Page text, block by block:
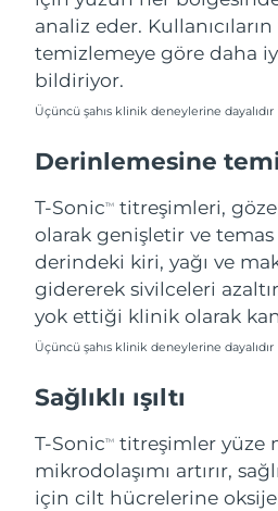
analiz eder.
temizlemeye göre daha
bildiriyor.
Üçüncü şahıs klinik deneylerine dayalıdır
Derinlemesine
T-SonicTM
titreşimleri,
olarak genişletir ve temas
derindeki kiri, yağı ve
gidererek sivilceleri
yok ettiği klinik olarak
Üçüncü şahıs klinik deneylerine dayalıdır
Sağlıklı ışıltı
T-SonicTM
titreşimler yüze
mikrodolaşımı artırır,
için cilt hücrelerine
Lübnan
Litvanya
Çin Makao ÖİB
Malezya
Malta
Meksika
Monako